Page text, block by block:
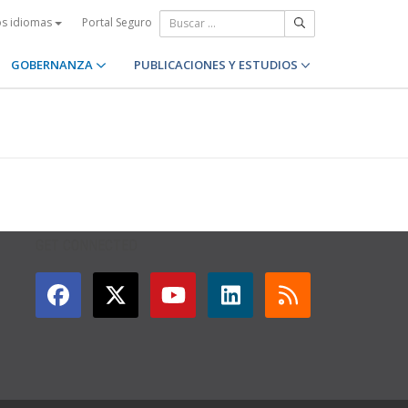
idiomas Portal Seguro
GOBERNANZA PUBLICACIONES Y ESTUDIOS